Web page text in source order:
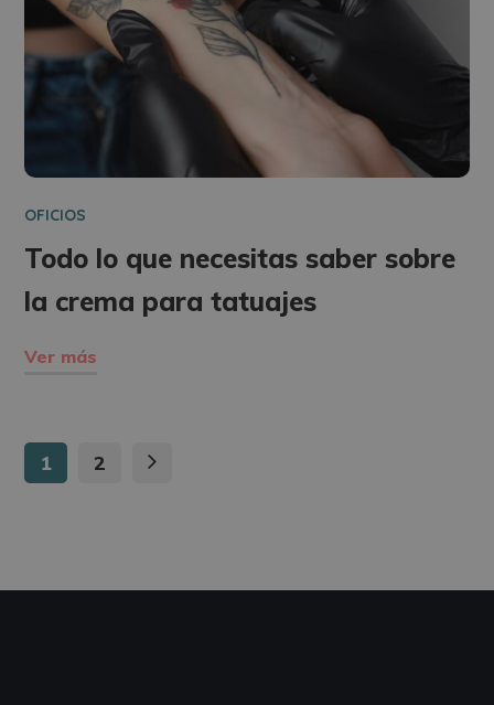
OFICIOS
Todo lo que necesitas saber sobre
la crema para tatuajes
Ver más
1 2